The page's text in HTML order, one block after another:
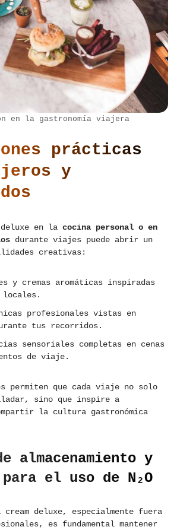
en la gastronomía viajera
prácticas
y
en la cocina personal o en
durante viajes puede abrir un
creativas:
y cremas aromáticas inspiradas
locales.
profesionales vistas en
tus recorridos.
sensoriales completas en cenas
de viaje.
permiten que cada viaje no solo
sino que inspire a
la cultura gastronómica
almacenamiento y
el uso de N₂O
deluxe, especialmente fuera
es fundamental mantener